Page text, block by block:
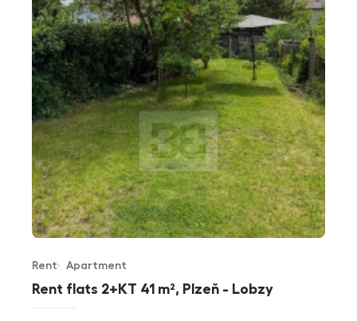
Rent flats 2+KT 41 m², Plzeň - Lobzy
Offer type
Rent
Property type
Apartment